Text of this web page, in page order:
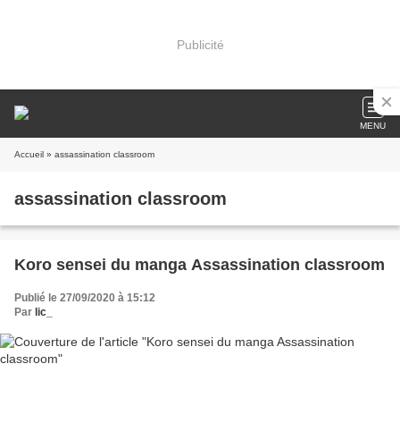
Publicité
MENU
Accueil » assassination classroom
assassination classroom
Koro sensei du manga Assassination classroom
Publié le 27/09/2020 à 15:12
Par lic_